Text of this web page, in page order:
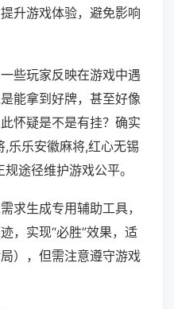
升游戏体验，避免影响
些玩家反映在游戏中遇
能拿到好牌，甚至好像
怀疑是不是有挂？确实
乐乐安徽麻将,红心无锡
途径维护游戏公平。
求生成专用辅助工具，
，实现“必胜”效果，适
），但需注意遵守游戏